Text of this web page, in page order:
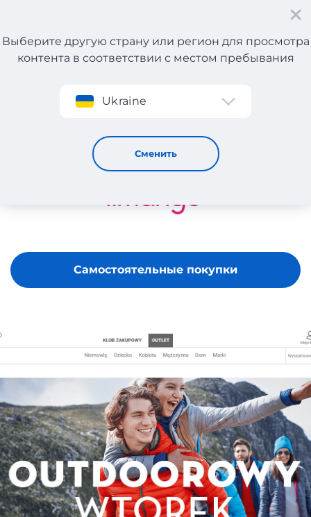
Регистрация
Выберите другую страну или регион для просмотра
контента в соответствии с местом пребывания
Ukraine
Сменить
LIMANGO
Самостоятельные покупки